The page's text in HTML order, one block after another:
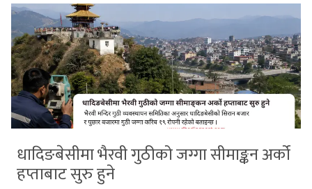
धादिङबेसीमा भैरवी गुठीको जग्गा सीमाङ्कन अर्को
हप्ताबाट सुरु हुने